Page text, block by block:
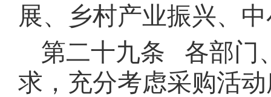
展、乡村产业振兴、
第二十九条 各部门
求，充分考虑采购活